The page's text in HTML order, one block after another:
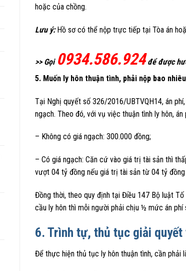
hoặc của chồng.
Lưu ý:Hồ sơ có thể nộp trực tiếp tại Tòa án
>> Gọi 0934.586.924để được
5. Muốn ly hôn thuận tình, phải nộp bao
Tại Nghị quyết số 326/2016/UBTVQH14, án
ngạch. Theo đó, với vụ việc thuận tình ly hôn,
– Không có giá ngạch: 300.000 đồng;
– Có giá ngạch: Căn cứ vào giá trị tài sản thì
vượt 04 tỷ đồng nếu giá trị tài sản từ 04 tỷ
Đồng thời, theo quy định tại Điều 147 Bộ luật
cầu ly hôn thì mỗi người phải chịu ½ mức án
6. Trình tự, thủ tục giải quyết
Để thực hiện thủ tục ly hôn thuận tình, cần phải